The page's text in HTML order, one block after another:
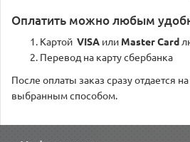
Оплатить можно любым
Картой VISA или Master Card
Перевод на карту сбербанка
После оплаты заказ сразу отдается
выбранным способом.